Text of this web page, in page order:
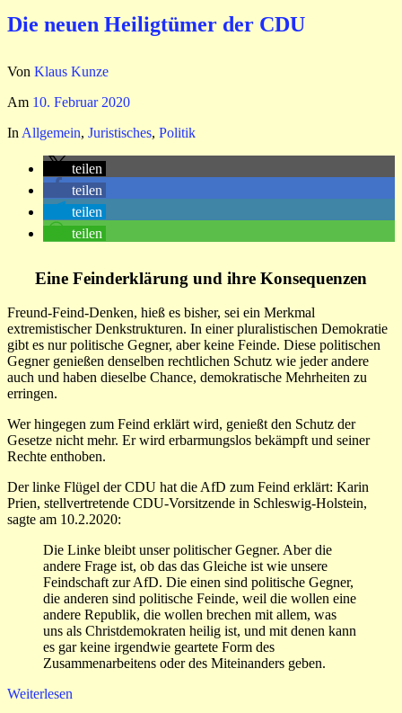
Die neuen Heiligtümer der CDU
Von Klaus Kunze
Am 10. Februar 2020
In Allgemein, Juristisches, Politik
teilen
teilen
teilen
teilen
Eine Feinderklärung und ihre Konsequenzen
Freund-Feind-Denken, hieß es bisher, sei ein Merkmal
extremistischer Denkstrukturen. In einer pluralistischen Demokratie
gibt es nur politische Gegner, aber keine Feinde. Diese politischen
Gegner genießen denselben rechtlichen Schutz wie jeder andere
auch und haben dieselbe Chance, demokratische Mehrheiten zu
erringen.
Wer hingegen zum Feind erklärt wird, genießt den Schutz der
Gesetze nicht mehr. Er wird erbarmungslos bekämpft und seiner
Rechte enthoben.
Der linke Flügel der CDU hat die AfD zum Feind erklärt: Karin
Prien, stellvertretende CDU-Vorsitzende in Schleswig-Holstein,
sagte am 10.2.2020:
Die Linke bleibt unser politischer Gegner. Aber die
andere Frage ist, ob das das Gleiche ist wie unsere
Feindschaft zur AfD. Die einen sind politische Gegner,
die anderen sind politische Feinde, weil die wollen eine
andere Republik, die wollen brechen mit allem, was
uns als Christdemokraten heilig ist, und mit denen kann
es gar keine irgendwie geartete Form des
Zusammenarbeitens oder des Miteinanders geben.
Weiterlesen